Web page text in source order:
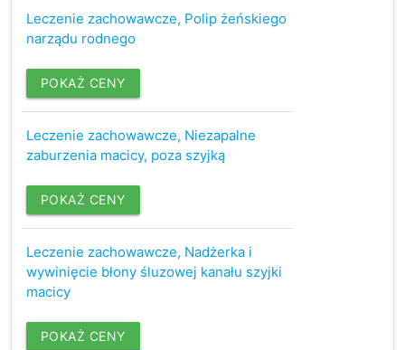
Leczenie zachowawcze, Polip żeńskiego
narządu rodnego
POKAŻ CENY
Leczenie zachowawcze, Niezapalne
zaburzenia macicy, poza szyjką
POKAŻ CENY
Leczenie zachowawcze, Nadżerka i
wywinięcie błony śluzowej kanału szyjki
macicy
POKAŻ CENY